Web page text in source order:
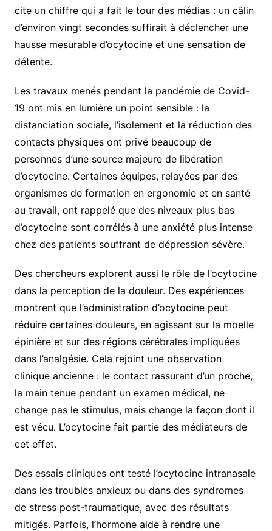
cite un chiffre qui a fait le tour des médias : un câlin
d’environ vingt secondes suffirait à déclencher une
hausse mesurable d’ocytocine et une sensation de
détente.
Les travaux menés pendant la pandémie de Covid-
19 ont mis en lumière un point sensible : la
distanciation sociale, l’isolement et la réduction des
contacts physiques ont privé beaucoup de
personnes d’une source majeure de libération
d’ocytocine. Certaines équipes, relayées par des
organismes de formation en ergonomie et en santé
au travail, ont rappelé que des niveaux plus bas
d’ocytocine sont corrélés à une anxiété plus intense
chez des patients souffrant de dépression sévère.
Des chercheurs explorent aussi le rôle de l’ocytocine
dans la perception de la douleur. Des expériences
montrent que l’administration d’ocytocine peut
réduire certaines douleurs, en agissant sur la moelle
épinière et sur des régions cérébrales impliquées
dans l’analgésie. Cela rejoint une observation
clinique ancienne : le contact rassurant d’un proche,
la main tenue pendant un examen médical, ne
change pas le stimulus, mais change la façon dont il
est vécu. L’ocytocine fait partie des médiateurs de
cet effet.
Des essais cliniques ont testé l’ocytocine intranasale
dans les troubles anxieux ou dans des syndromes
de stress post-traumatique, avec des résultats
mitigés. Parfois, l’hormone aide à rendre une